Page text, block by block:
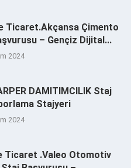
Ticaret.Akçansa Çimento
– Gençiz Dijital...
2024
DAMITIMCILIK Staj
Stajyeri
2024
Ticaret .Valeo Otomotiv